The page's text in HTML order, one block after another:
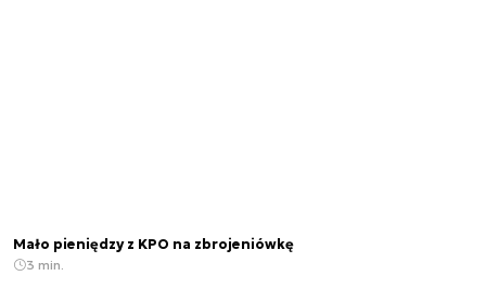
Mało pieniędzy z KPO na zbrojeniówkę
3 min.